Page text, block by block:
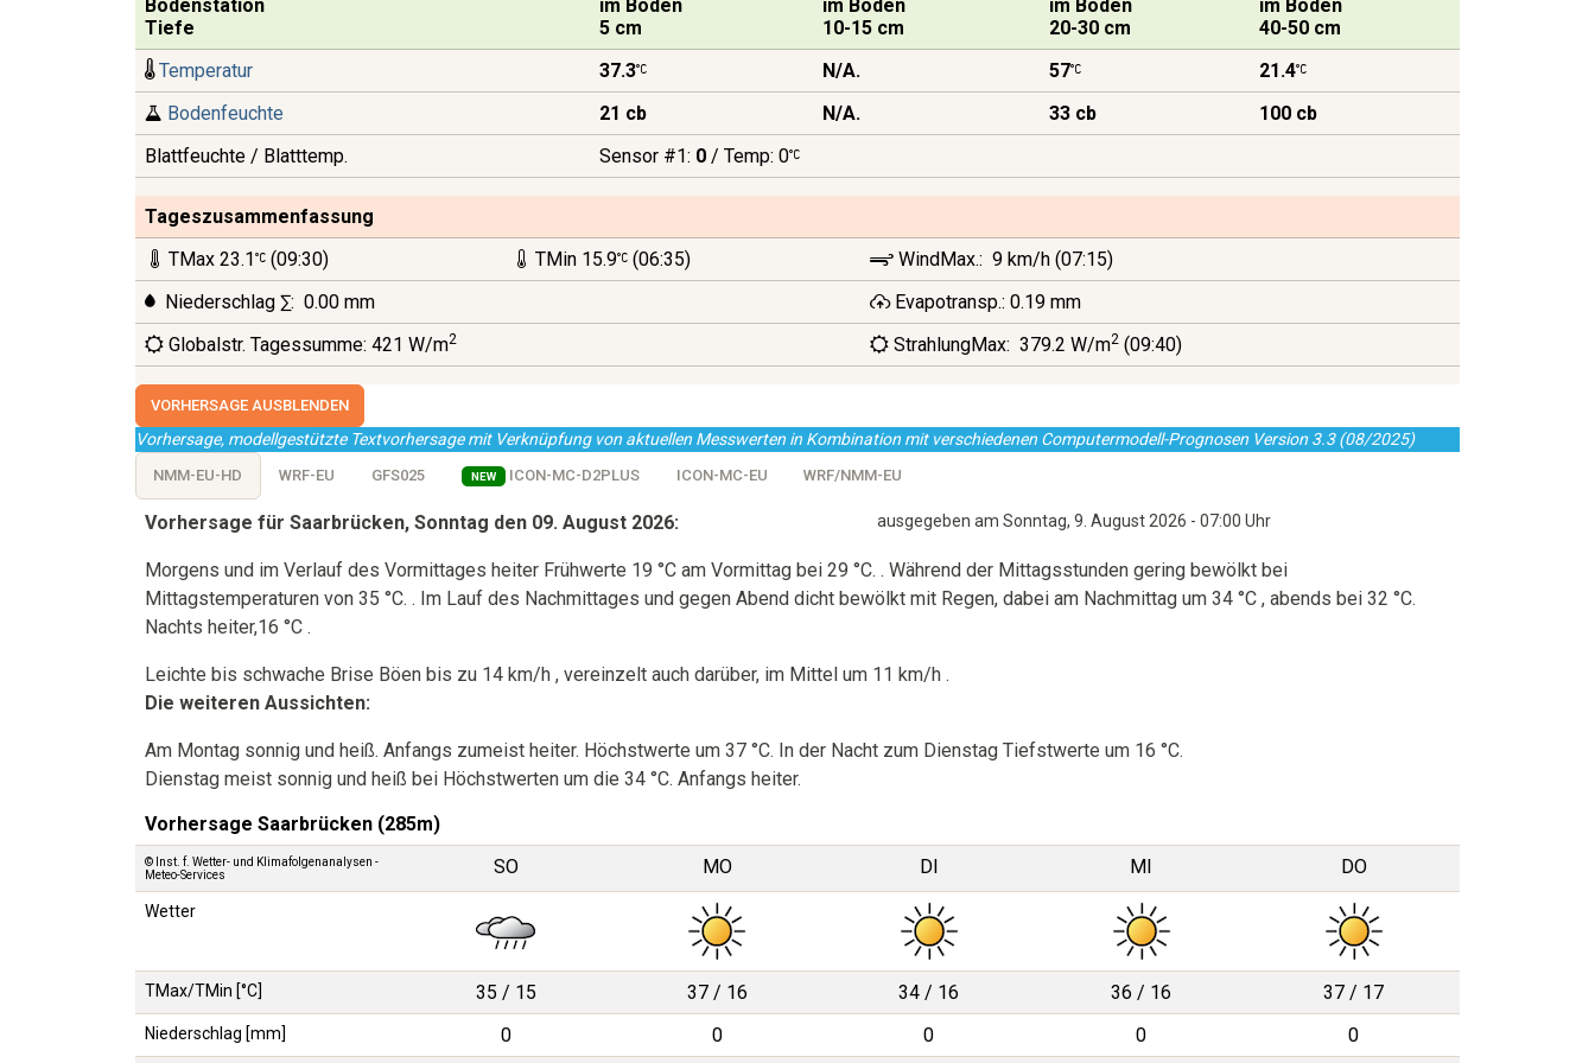
Bodenstation
Tiefe
im Boden
5 cm
im Boden
10-15 cm
im Boden
20-30 cm
im Boden
40-50 cm
Temperatur
37.3 N/A. 57
21.4
Bodenfeuchte
21 cb N/A. 33 cb
100 cb
Blattfeuchte / Blatttemp.
Sensor #1: 0 / Temp: 0
Tageszusammenfassung
TMax 23.1
(09:30) TMin 15.9 (06:35)
WindMax.: 9 km/h (07:15)
Niederschlag ∑: 0.00 mm
Evapotransp.: 0.19 mm
Globalstr. Tagessumme: 421 W/m2 StrahlungMax: 379.2 W/m2 (09:40)
VORHERSAGE AUSBLENDEN
Vorhersage, modellgestützte Textvorhersage mit Verknüpfung von aktuellen Messwerten in Kombination mit verschiedenen Computermodell-Prognosen Version 3.3 (08/2025)
NMM-EU-HD WRF-EU GFS025 NEW ICON-MC-D2PLUS ICON-MC-EU WRF/NMM-EU
Vorhersage für Saarbrücken, Sonntag den 09. August 2026: ausgegeben am Sonntag, 9. August 2026 - 07:00 Uhr
Morgens und im Verlauf des Vormittages heiter Frühwerte 19 °C am Vormittag bei 29 °C. . Während der Mittagsstunden gering bewölkt bei
Mittagstemperaturen von 35 °C. . Im Lauf des Nachmittages und gegen Abend dicht bewölkt mit Regen, dabei am Nachmittag um 34 °C , abends bei 32 °C.
Nachts heiter,16 °C .
Leichte bis schwache Brise Böen bis zu 14 km/h , vereinzelt auch darüber, im Mittel um 11 km/h .
Die weiteren Aussichten:
Am Montag sonnig und heiß. Anfangs zumeist heiter. Höchstwerte um 37 °C. In der Nacht zum Dienstag Tiefstwerte um 16 °C.
Dienstag meist sonnig und heiß bei Höchstwerten um die 34 °C. Anfangs heiter.
Vorhersage Saarbrücken (285m)
© Inst. f. Wetter- und Klimafolgenanalysen -
Meteo-Services
SO MO DI MI DO
Wetter
TMax/TMin [°C] 35 / 15 37 / 16 34 / 16 36 / 16 37 / 17
Niederschlag [mm] 0 0 0 0 0